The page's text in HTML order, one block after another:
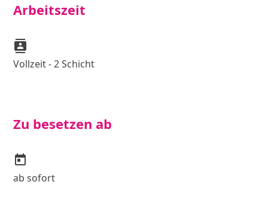
Arbeitszeit
contacts
Vollzeit - 2 Schicht
Zu besetzen ab
today
ab sofort